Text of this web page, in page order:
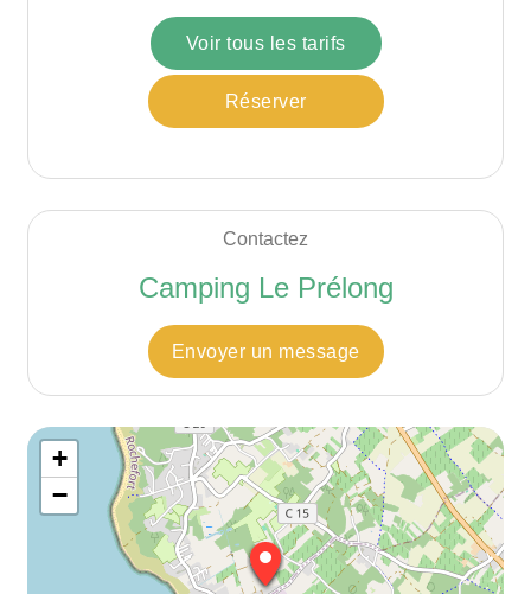
Voir tous les tarifs
Réserver
Contactez
Camping Le Prélong
Envoyer un message
+
−